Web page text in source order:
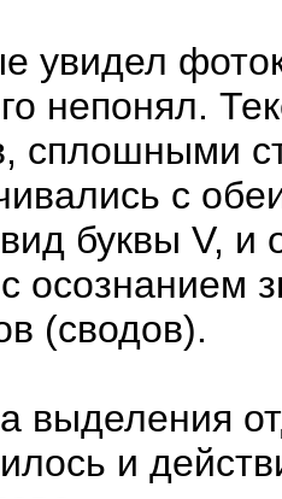
увидел
непонял.
сплошными
с
вид буквы V,
осознанием
(сводов).
выделения
и